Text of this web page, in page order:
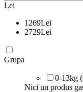
Lei
1269Lei
2729Lei
Grupa
0-13kg
Nici un produs